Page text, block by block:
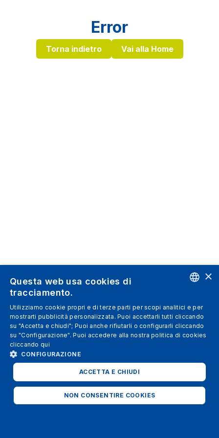
Error
Torna indietro Vai alla Home
SPANISH
ITALIAN
FRENCH
×
Questa web usa cookies di
tracciamento.
Utilizziamo cookie propri e di terze parti per scopi analitici e per
mostrarti pubblicità personalizzata. Puoi accettarli tutti cliccando
su "Accetta e chiudi"; Puoi anche rifiutarli o configurarli cliccando
su "Configurazione". Puoi accedere alla nostra politica di cookies
cliccando qui
CONFIGURAZIONE
ACCETTA E CHIUDI
NON CONSENTIRE COOKIES